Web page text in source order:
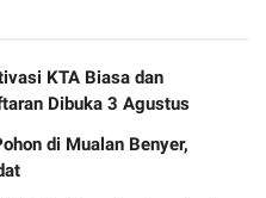
KTA Biasa dan
Dibuka 3 Agustus
di Mualan Benyer,